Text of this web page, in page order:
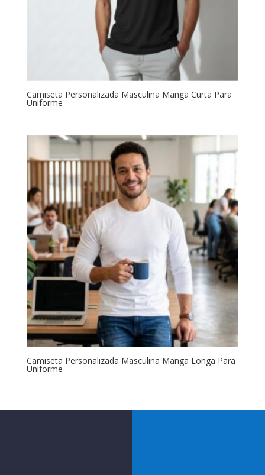
Camiseta Personalizada Masculina Manga Curta Para
Uniforme
Camiseta Personalizada Masculina Manga Longa Para
Uniforme